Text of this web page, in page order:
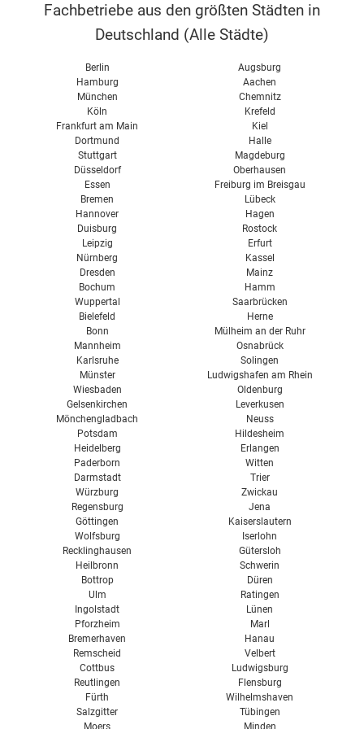
Fachbetriebe aus den größten Städten in
Deutschland (Alle Städte)
Berlin
Hamburg
München
Köln
Frankfurt am Main
Dortmund
Stuttgart
Düsseldorf
Essen
Bremen
Hannover
Duisburg
Leipzig
Nürnberg
Dresden
Bochum
Wuppertal
Bielefeld
Bonn
Mannheim
Karlsruhe
Münster
Wiesbaden
Gelsenkirchen
Mönchengladbach
Augsburg
Aachen
Chemnitz
Krefeld
Kiel
Halle
Magdeburg
Oberhausen
Freiburg im Breisgau
Lübeck
Hagen
Rostock
Erfurt
Kassel
Mainz
Hamm
Saarbrücken
Herne
Mülheim an der Ruhr
Osnabrück
Solingen
Ludwigshafen am Rhein
Oldenburg
Leverkusen
Neuss
Potsdam
Heidelberg
Paderborn
Darmstadt
Würzburg
Regensburg
Göttingen
Wolfsburg
Recklinghausen
Heilbronn
Bottrop
Ulm
Ingolstadt
Pforzheim
Bremerhaven
Remscheid
Cottbus
Reutlingen
Fürth
Salzgitter
Moers
Hildesheim
Erlangen
Witten
Trier
Zwickau
Jena
Kaiserslautern
Iserlohn
Gütersloh
Schwerin
Düren
Ratingen
Lünen
Marl
Hanau
Velbert
Ludwigsburg
Flensburg
Wilhelmshaven
Tübingen
Minden